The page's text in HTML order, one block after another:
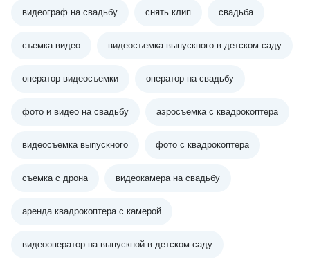
видеограф на свадьбу снять клип свадьба
съемка видео видеосъемка выпускного в детском саду
оператор видеосъемки оператор на свадьбу
фото и видео на свадьбу аэросъемка с квадрокоптера
видеосъемка выпускного фото с квадрокоптера
съемка с дрона видеокамера на свадьбу
аренда квадрокоптера с камерой
видеооператор на выпускной в детском саду